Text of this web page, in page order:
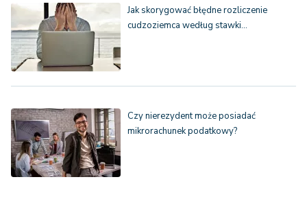
Jak skorygować błędne rozliczenie
cudzoziemca według stawki…
Czy nierezydent może posiadać
mikrorachunek podatkowy?